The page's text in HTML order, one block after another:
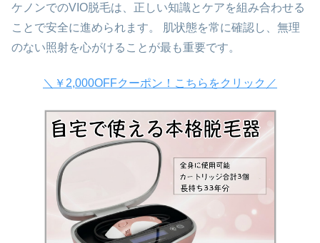
ケノンでのVIO脱毛は、正しい知識とケアを組み合わせる
ことで安全に進められます。 肌状態を常に確認し、無理
のない照射を心がけることが最も重要です。
＼￥2,000OFFクーポン！こちらをクリック／